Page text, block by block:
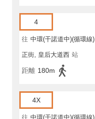
4
往 中環(干諾道中)(循環線)
正街, 皇后大道西 站
距離 180m
4X
往 中環(干諾道中)(循環線)